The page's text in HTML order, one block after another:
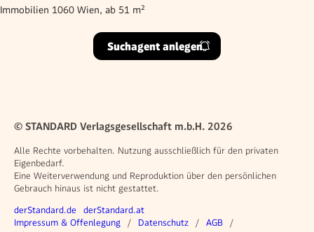
Immobilien 1060 Wien, ab 51 m²
Suchagent anlegen
© STANDARD Verlagsgesellschaft m.b.H. 2026
Alle Rechte vorbehalten. Nutzung ausschließlich für den privaten
Eigenbedarf.
Eine Weiterverwendung und Reproduktion über den persönlichen
Gebrauch hinaus ist nicht gestattet.
Weitere Angebote
derStandard.de derStandard.at
Rechtliches
Impressum & Offenlegung Datenschutz
AGB